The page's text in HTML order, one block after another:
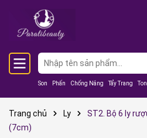
Son Phấn Chống Nắng Tẩy Trang
Trang chủ Ly
ST2. Bộ 6 ly
(7cm)